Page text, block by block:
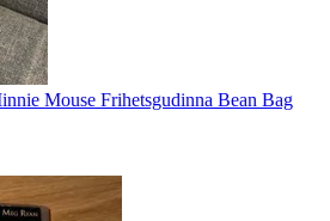
Mouse Frihetsgudinna Bean Bag